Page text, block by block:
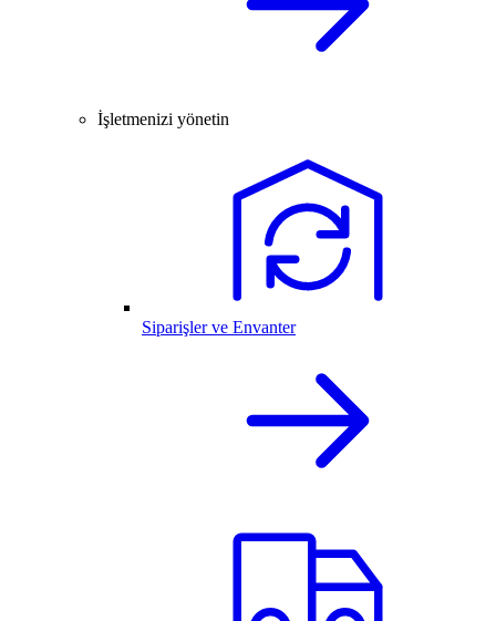
İşletmenizi yönetin
Siparişler ve Envanter